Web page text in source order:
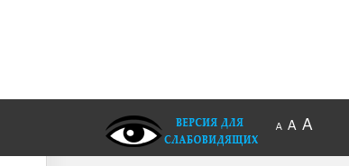
A A A